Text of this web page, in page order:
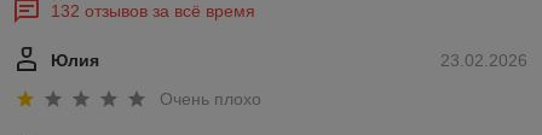
132 отзывов за всё время
23.02.2026
Юлия
Очень плохо